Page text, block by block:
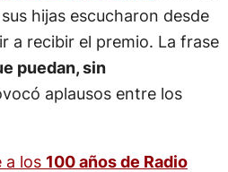
hijas escucharon desde
a recibir el premio. La frase
puedan, sin
aplausos entre los
a los 100 años de Radio